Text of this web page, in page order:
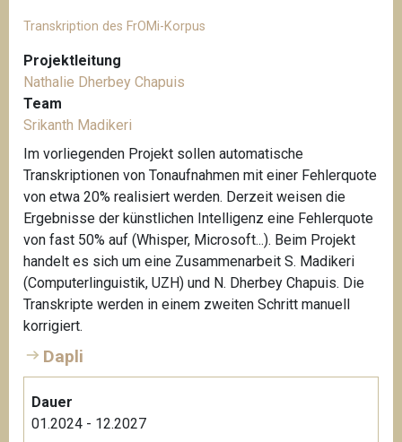
r
i
h
e
n
a
u
e
r
K
a
n
Transkription des FrOMi-Korpus
Projektleitung
Nathalie Dherbey Chapuis
Team
Srikanth Madikeri
Im vorliegenden Projekt sollen automatische
Transkriptionen von Tonaufnahmen mit einer Fehlerquote
von etwa 20% realisiert werden. Derzeit weisen die
Ergebnisse der künstlichen Intelligenz eine Fehlerquote
von fast 50% auf (Whisper, Microsoft...). Beim Projekt
handelt es sich um eine Zusammenarbeit S. Madikeri
(Computerlinguistik, UZH) und N. Dherbey Chapuis. Die
Transkripte werden in einem zweiten Schritt manuell
korrigiert.
Dapli
Dauer
01.2024 - 12.2027